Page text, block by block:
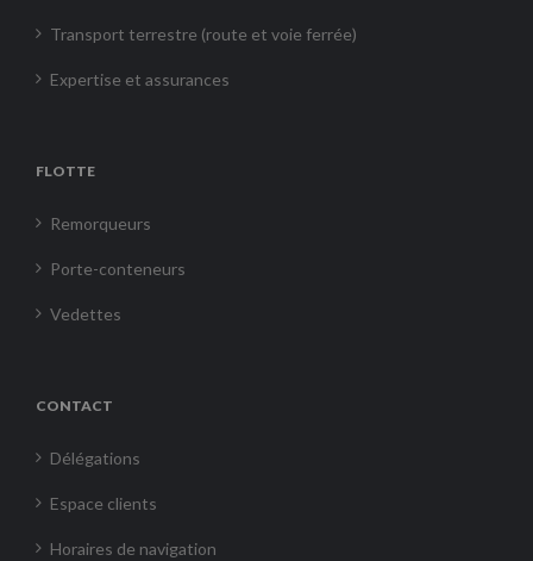
Transport terrestre (route et voie ferrée)
Expertise et assurances
FLOTTE
Remorqueurs
Porte-conteneurs
Vedettes
CONTACT
Délégations
Espace clients
Horaires de navigation